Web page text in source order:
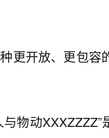
更开放、更包
与物动